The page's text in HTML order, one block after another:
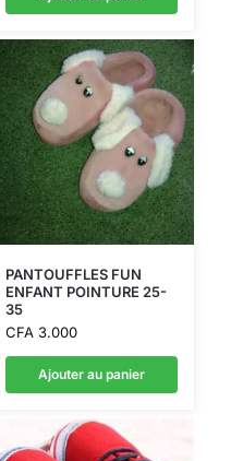
PANTOUFFLES FUN
ENFANT POINTURE 25-
35
CFA3.000
Ajouter au panier